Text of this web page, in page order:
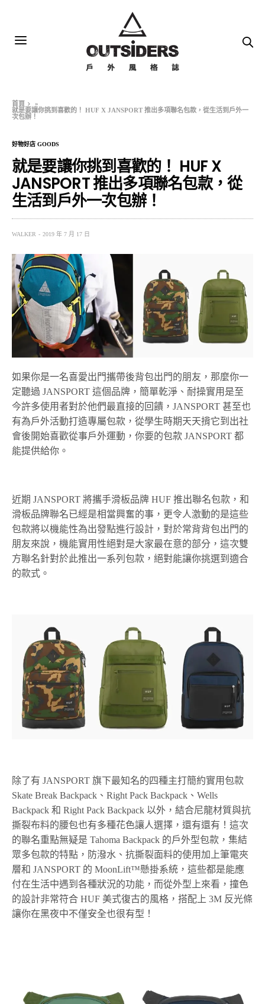
首頁
»
就是要讓你挑到喜歡的！ HUF X JANSPORT 推出多項聯名包款，從生活到戶外一
次包辦！
好物好店 GOODS
就是要讓你挑到喜歡的！ HUF X
JANSPORT 推出多項聯名包款，從
生活到戶外一次包辦！
WALKER 2019 年 7 月 17 日
如果你是一名喜愛出門攜帶後背包出門的朋友，那麼你一
定聽過 JANSPORT 這個品牌，簡單乾淨、耐操實用是至
今許多使用者對於他們最直接的回饋，JANSPORT 甚至也
有為戶外活動打造專屬包款，從學生時期天天揹它到出社
會後開始喜歡從事戶外運動，你要的包款 JANSPORT 都
能提供給你。
近期 JANSPORT 將攜手滑板品牌 HUF 推出聯名包款，和
滑板品牌聯名已經是相當興奮的事，更令人激動的是這些
包款將以機能性為出發點進行設計，對於常背背包出門的
朋友來說，機能實用性絕對是大家最在意的部分，這次雙
方聯名針對於此推出一系列包款，絕對能讓你挑選到適合
的款式。
除了有 JANSPORT 旗下最知名的四種主打簡約實用包款
Skate Break Backpack、Right Pack Backpack、Wells
Backpack 和 Right Pack Backpack 以外，結合尼龍材質與抗
撕裂布料的腰包也有多種花色讓人選擇，還有還有！這次
的聯名重點無疑是 Tahoma Backpack 的戶外型包款，集結
眾多包款的特點，防潑水、抗撕裂面料的使用加上筆電夾
層和 JANSPORT 的 MoonLift™懸掛系統，這些都是能應
付在生活中遇到各種狀況的功能，而從外型上來看，撞色
的設計非常符合 HUF 美式復古的風格，搭配上 3M 反光條
讓你在黑夜中不僅安全也很有型！